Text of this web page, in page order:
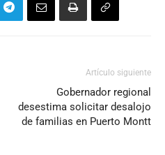
Artículo siguiente
Gobernador regional
desestima solicitar desalojo
de familias en Puerto Montt